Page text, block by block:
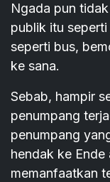
Ngada pun
publik itu
seperti bus,
ke sana.
Sebab, hampir
penumpang
penumpang
hendak ke
memanfaatkan